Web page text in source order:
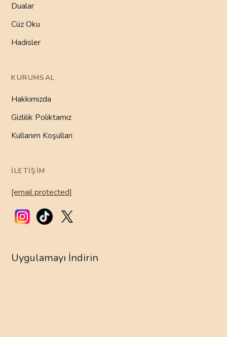
Dualar
Cüz Oku
Hadisler
KURUMSAL
Hakkımızda
Gizlilik Poliktamız
Kullanım Koşulları
İLETIŞIM
[email protected]
Uygulamayı İndirin